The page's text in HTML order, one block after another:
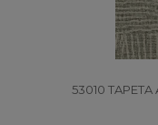
53010 TAPETA